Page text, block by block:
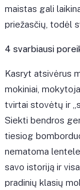
maistas gali
priežasčių, todėl
4 svarbiausi
Kasryt atsivėrus
mokiniai,
tvirtai stovėtų ir
Siekti bendros
tiesiog
nematoma
savo istoriją ir
pradinių klasių